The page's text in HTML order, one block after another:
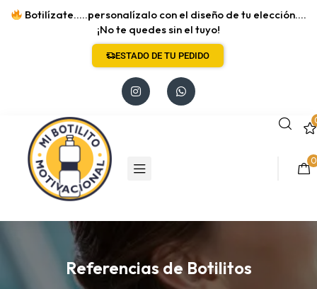
Botilízate.....personalízalo con el diseño de tu elección....
¡No te quedes sin el tuyo!
ESTADO DE TU PEDIDO
0
Referencias de Botilitos